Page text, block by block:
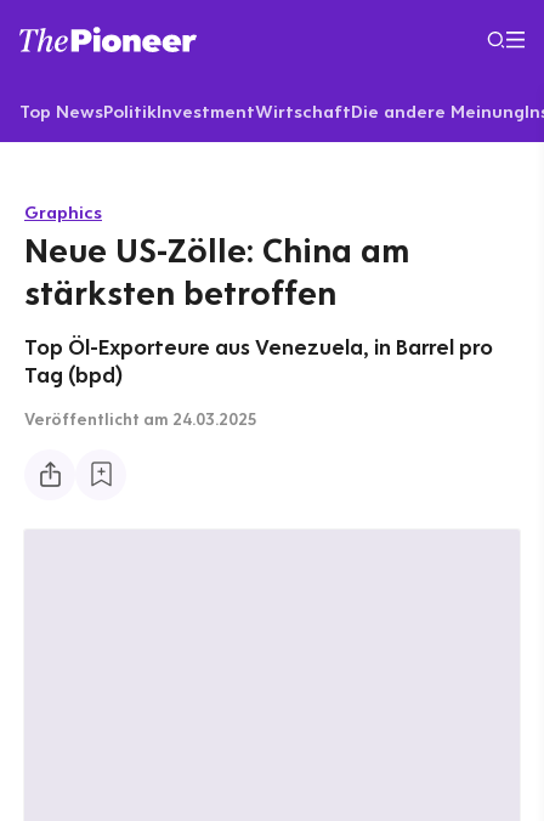
Top NewsPolitikInvestmentWirtschaftDie andere Meinung
Graphics
Neue US-Zölle: China am
stärksten betroffen
Top Öl-Exporteure aus Venezuela, in Barrel pro
Tag (bpd)
Veröffentlicht am 24.03.2025